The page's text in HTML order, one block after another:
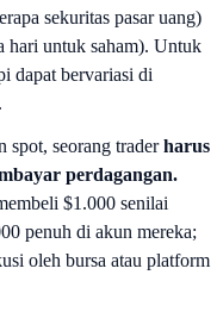
sekuritas pasar uang)
hari untuk saham). Untuk
dapat bervariasi di
spot, seorang traderharus
perdagangan.
$1.000 senilai
penuh di akun mereka;
oleh bursa atau platform